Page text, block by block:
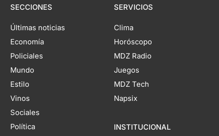
SECCIONES
Últimas noticias
Economía
Policiales
Mundo
Estilo
Vinos
Sociales
Política
SERVICIOS
Clima
Horóscopo
MDZ Radio
Juegos
MDZ Tech
Napsix
INSTITUCIONAL